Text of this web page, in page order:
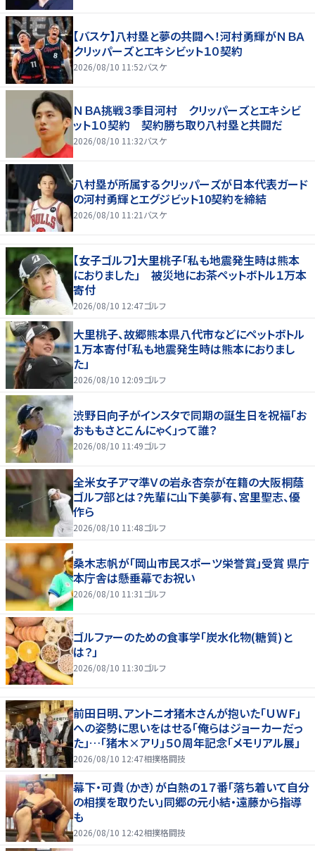
【バスケ】八村塁と夢の共闘へ！河村勇輝がＮＢＡ
クリッパーズとエキシビット１０契約
2026/08/10 11:52バスケ
ＮＢＡ挑戦３季目河村 クリッパーズとエキシビ
ット１０契約 契約勝ち取り八村塁と共闘だ
2026/08/10 11:32バスケ
八村塁が所属するクリッパーズが日本代表ガード
の河村勇輝とエグジビット10契約を締結
2026/08/10 11:21 バスケ
【女子ゴルフ】大里桃子「私も地震発生時は熊本
におりました」 被災地にお茶ペットボトル１万本
寄付
2026/08/10 12:47ゴルフ
大里桃子、故郷熊本県八代市などにペットボトル
１万本寄付「私も地震発生時は熊本におりまし
た」
2026/08/10 12:09ゴルフ
渋野日向子がインスタで同期の誕生日を祝福「お
おももさとこんにゃく」って誰？
2026/08/10 11:49ゴルフ
全米女子アマ準Ｖの岩永杏奈が在籍の大阪桐蔭
ゴルフ部とは？先輩に山下美夢有、宮里聖志、優
作ら
2026/08/10 11:48ゴルフ
桑木志帆が「岡山市民スポーツ栄誉賞」受賞 県庁
本庁舎は懸垂幕でお祝い
2026/08/10 11:31 ゴルフ
ゴルファーのための食事学「炭水化物(糖質)と
は？」
2026/08/10 11:30ゴルフ
前田日明、アントニオ猪木さんが抱いた「ＵＷＦ」
への姿勢に思いをはせる「俺らはジョーカーだっ
た」…「猪木×アリ」５０周年記念「メモリアル展」
2026/08/10 12:47相撲格闘技
幕下・可貴（かき）が白熱の１７番「落ち着いて自分
の相撲を取りたい」同郷の元小結・遠藤から指導
も
2026/08/10 12:42相撲格闘技